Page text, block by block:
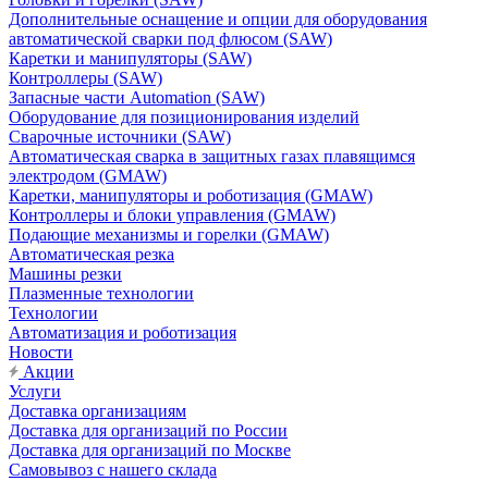
Дополнительные оснащение и опции для оборудования
автоматической сварки под флюсом (SAW)
Каретки и манипуляторы (SAW)
Контроллеры (SAW)
Запасные части Automation (SAW)
Оборудование для позиционирования изделий
Сварочные источники (SAW)
Автоматическая сварка в защитных газах плавящимся
электродом (GMAW)
Каретки, манипуляторы и роботизация (GMAW)
Контроллеры и блоки управления (GMAW)
Подающие механизмы и горелки (GMAW)
Автоматическая резка
Машины резки
Плазменные технологии
Технологии
Автоматизация и роботизация
Новости
Акции
Услуги
Доставка организациям
Доставка для организаций по России
Доставка для организаций по Москве
Самовывоз с нашего склада